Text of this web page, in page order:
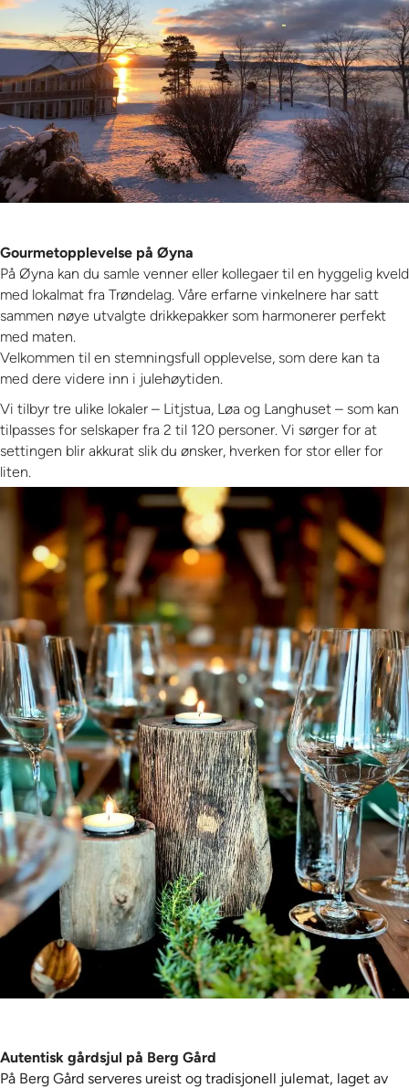
Gourmetopplevelse på Øyna
På Øyna kan du samle venner eller kollegaer til en hyggelig kveld
med lokalmat fra Trøndelag. Våre erfarne vinkelnere har satt
sammen nøye utvalgte drikkepakker som harmonerer perfekt
med maten.
Velkommen til en stemningsfull opplevelse, som dere kan ta
med dere videre inn i julehøytiden.
Vi tilbyr tre ulike lokaler – Litjstua, Løa og Langhuset – som kan
tilpasses for selskaper fra 2 til 120 personer. Vi sørger for at
settingen blir akkurat slik du ønsker, hverken for stor eller for
liten.
Autentisk gårdsjul på Berg Gård
På Berg Gård serveres ureist og tradisjonell julemat, laget av